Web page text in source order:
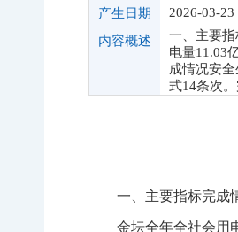
产生日期
2026-03-23
内容概述
一、主要
电量11.03
成情况安
式14条次
一、主要指标完成
金坛全年全社会用